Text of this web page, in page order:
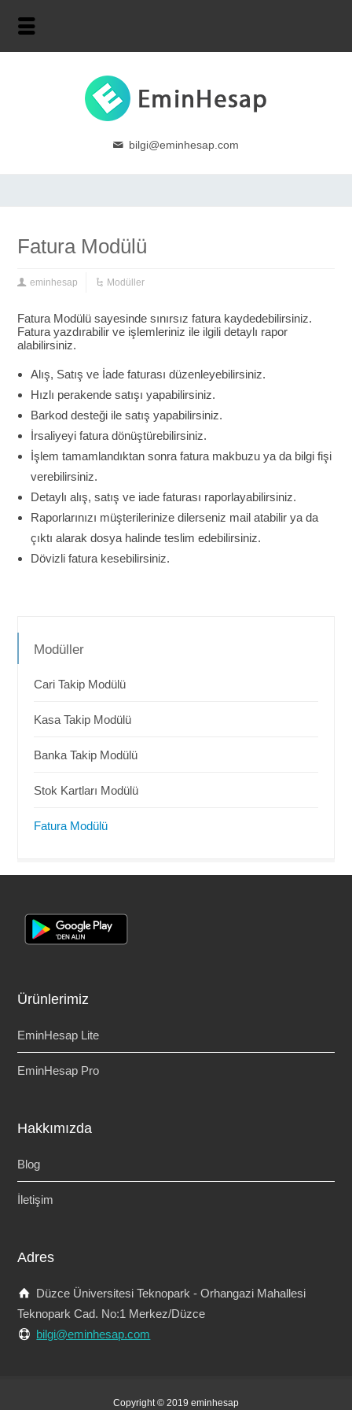
bilgi@eminhesap.com
Fatura Modülü
eminhesap Modüller
Fatura Modülü sayesinde sınırsız fatura kaydedebilirsiniz.
Fatura yazdırabilir ve işlemleriniz ile ilgili detaylı rapor
alabilirsiniz.
Alış, Satış ve İade faturası düzenleyebilirsiniz.
Hızlı perakende satışı yapabilirsiniz.
Barkod desteği ile satış yapabilirsiniz.
İrsaliyeyi fatura dönüştürebilirsiniz.
İşlem tamamlandıktan sonra fatura makbuzu ya da bilgi fişi
verebilirsiniz.
Detaylı alış, satış ve iade faturası raporlayabilirsiniz.
Raporlarınızı müşterilerinize dilerseniz mail atabilir ya da
çıktı alarak dosya halinde teslim edebilirsiniz.
Dövizli fatura kesebilirsiniz.
Modüller
Cari Takip Modülü
Kasa Takip Modülü
Banka Takip Modülü
Stok Kartları Modülü
Fatura Modülü
Ürünlerimiz
EminHesap Lite
EminHesap Pro
Hakkımızda
Blog
İletişim
Adres
Düzce Üniversitesi Teknopark - Orhangazi Mahallesi
Teknopark Cad. No:1 Merkez/Düzce
bilgi@eminhesap.com
Copyright © 2019 eminhesap